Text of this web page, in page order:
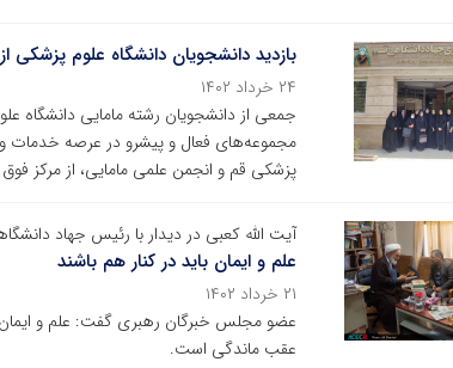
بازدید دانشجویان دانشگاه علوم
۲۴ خرداد ۱۴۰۲
جمعی از دانشجویان رشته مامایی دانشگاه
مجموعه‌های فعال و پیشرو در عرصه خدمات و
پزشکی قم و انجمن علمی مامایی، از مرکز
آیت الله کعبی در دیدار با رئیس جهاد
علم و ایمان باید در کنار هم باشند
۲۱ خرداد ۱۴۰۲
عضو مجلس خبرگان رهبری گفت: علم و ایمان
عقب ماندگی است.